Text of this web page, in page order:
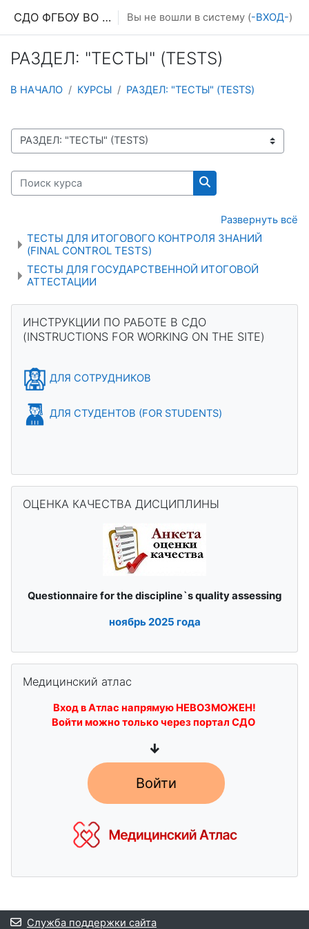
СДО ФГБОУ ВО ПИМУ МЗ РФ Вы не вошли в систему (-ВХОД-)
РАЗДЕЛ: "ТЕСТЫ" (TESTS)
В НАЧАЛО КУРСЫ РАЗДЕЛ: "ТЕСТЫ" (TESTS)
СПИСОК ДОСТУПНЫХ КАФЕДР И ТЕСТОВ
Поиск курса
Поиск курса
Развернуть всё
ТЕСТЫ ДЛЯ ИТОГОВОГО КОНТРОЛЯ ЗНАНИЙ
(FINAL CONTROL TESTS)
ТЕСТЫ ДЛЯ ГОСУДАРСТВЕННОЙ ИТОГОВОЙ
АТТЕСТАЦИИ
Блоки
ИНСТРУКЦИИ ПО РАБОТЕ В СДО
(INSTRUCTIONS FOR WORKING ON THE SITE)
ДЛЯ СОТРУДНИКОВ
ДЛЯ СТУДЕНТОВ (FOR STUDENTS)
ОЦЕНКА КАЧЕСТВА ДИСЦИПЛИНЫ
Questionnaire for the discipline`squality assessing
ноябрь2025 года
Медицинский атлас
Вход в Атлас напрямую НЕВОЗМОЖЕН!
Войти можно только через портал СДО
↓
Войти
Блоки
Служба поддержки сайта